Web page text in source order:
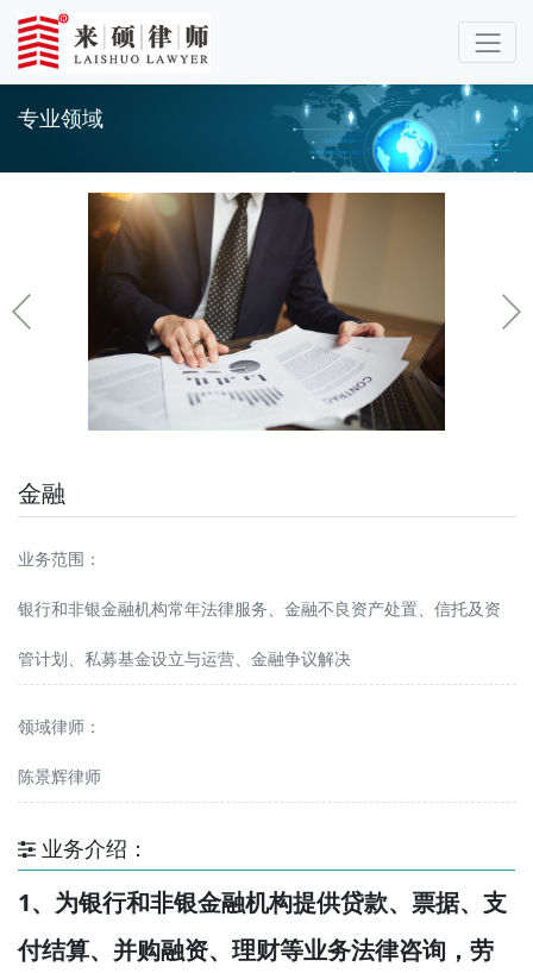
专业领域
金融
业务范围：
银行和非银金融机构常年法律服务、金融不良资产处置、信托及资
管计划、私募基金设立与运营、金融争议解决
领域律师：
陈景辉律师
业务介绍：
1、 为银行和非银金融机构提供贷款、票据、支
付结算、并购融资、理财等业务法律咨询，劳